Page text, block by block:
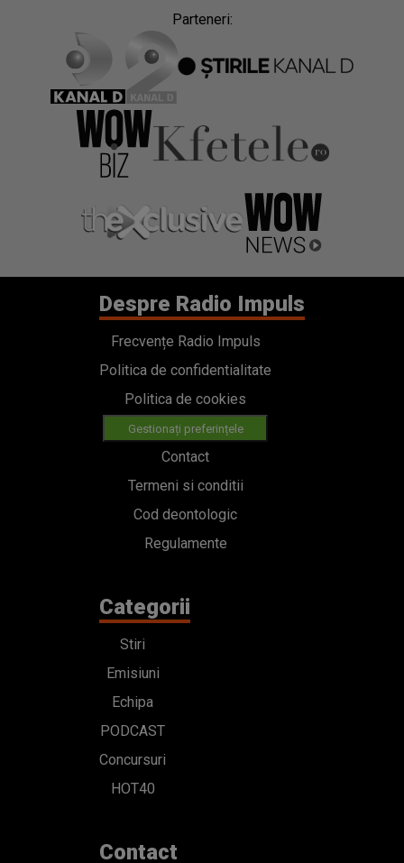
Parteneri:
Despre Radio Impuls
Frecvențe Radio Impuls
Politica de confidentialitate
Politica de cookies
Gestionați preferințele
Contact
Termeni si conditii
Cod deontologic
Regulamente
Categorii
Stiri
Emisiuni
Echipa
PODCAST
Concursuri
HOT40
Contact